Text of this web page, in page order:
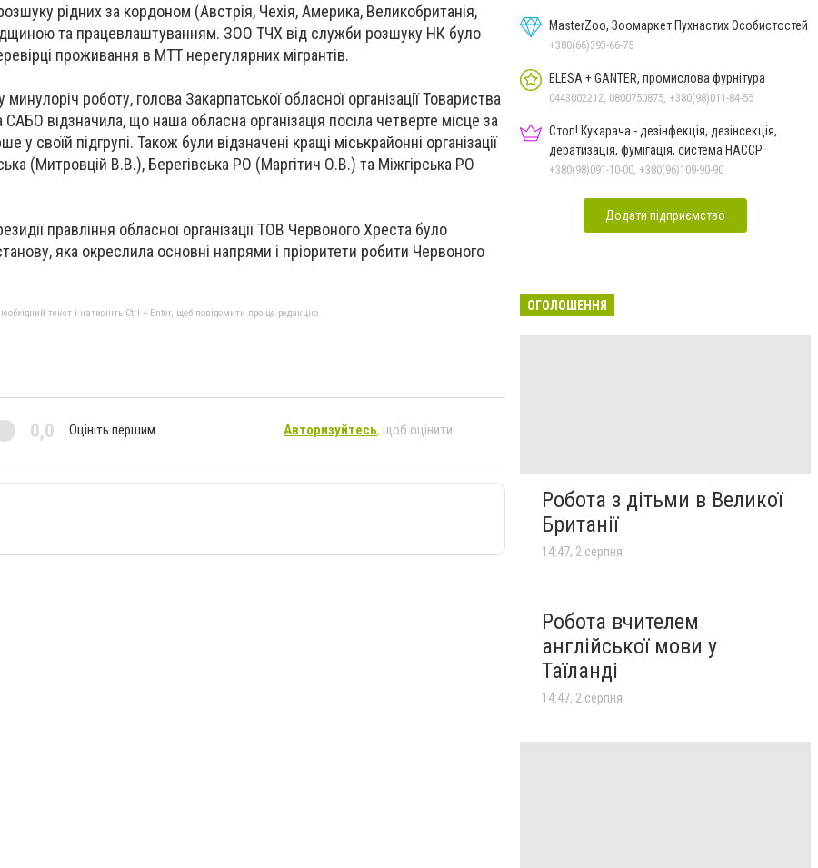
рідних за кордоном (Австрія, Чехія, Америка, Великобританія,
та працевлаштуванням. ЗОО ТЧХ від служби розшуку НК було
проживання в МТТ нерегулярних мігрантів.
роботу, голова Закарпатської обласної організації Товариства
відзначила, що наша обласна організація посіла четверте місце за
у своїй підгрупі. Також були відзначені кращі міськрайонні організації
(Митровцій В.В.), Берегівська РО (Маргітич О.В.) та Міжгірська РО
правління обласної організації ТОВ Червоного Хреста було
яка окреслила основні напрями і пріоритети робити Червоного
текст і натисніть Ctrl + Enter, щоб повідомити про це редакцію
0,0 Оцініть першим Авторизуйтесь, щоб оцінити
MasterZoo, Зоомаркет Пухнастих Особистостей
+380(66)393-66-75
ELESA + GANTER, промислова фурнітура
0443002212, 0800750875, +380(98)011-84-55
Стоп! Кукарача - дезінфекція, дезінсекція,
дератизація, фумігація, система HACCP
+380(98)091-10-00, +380(96)109-90-90
Додати підприємство
ОГОЛОШЕННЯ
Робота з дітьми в Великої
Британії
14:47, 2 серпня
Робота вчителем
англійської мови у
Таїланді
14:47, 2 серпня